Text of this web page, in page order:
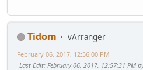
Tidom
vArranger
February 06, 2017, 12:56:00 PM
Last Edit: February 06, 2017, 12:57:31 PM